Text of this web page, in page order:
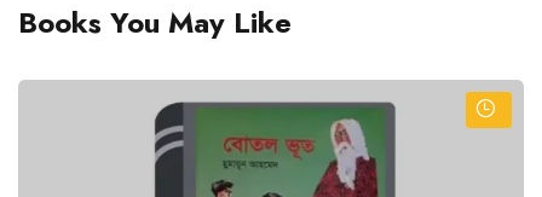
Books You May Like